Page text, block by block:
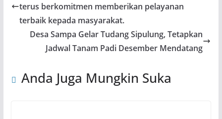
terus berkomitmen memberikan pelayanan
terbaik kepada masyarakat.
Desa Sampa Gelar Tudang Sipulung, Tetapkan
Jadwal Tanam Padi Desember Mendatang
Anda Juga Mungkin Suka